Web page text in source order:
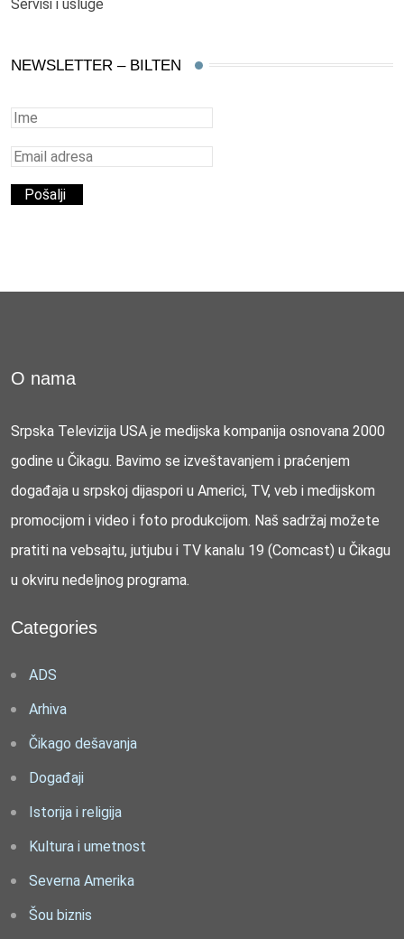
Servisi i usluge
NEWSLETTER – BILTEN
O nama
Srpska Televizija USA je medijska kompanija osnovana 2000
godine u Čikagu. Bavimo se izveštavanjem i praćenjem
događaja u srpskoj dijaspori u Americi, TV, veb i medijskom
promocijom i video i foto produkcijom. Naš sadržaj možete
pratiti na vebsajtu, jutjubu i TV kanalu 19 (Comcast) u Čikagu
u okviru nedeljnog programa.
Categories
ADS
Arhiva
Čikago dešavanja
Događaji
Istorija i religija
Kultura i umetnost
Severna Amerika
Šou biznis